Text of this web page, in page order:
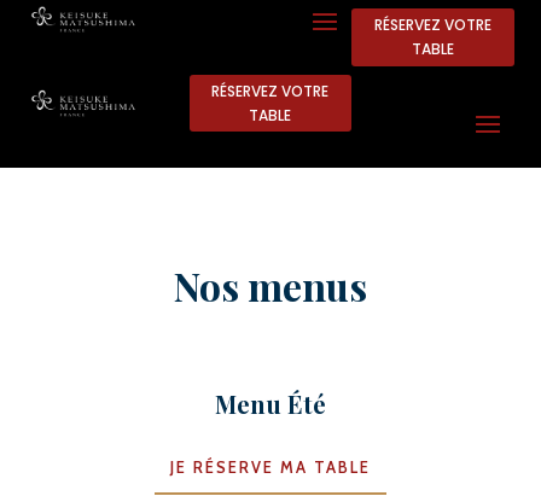
RÉSERVEZ VOTRE
TABLE
RÉSERVEZ VOTRE
TABLE
Nos menus
Menu Été
JE RÉSERVE MA TABLE